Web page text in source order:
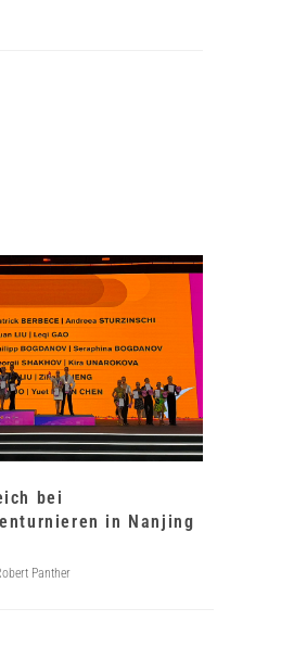
bei
in Nanjing
Panther